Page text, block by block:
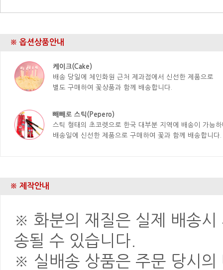
※ 옵션상품안내
케이크(Cake)
배송 당일에 체인화원 근처 제과점에서 신선한 제품으로
별도 구매하여 꽃상품과 함께 배송합니다.
빼빼로 스틱(Pepero)
스틱 형태의 초코렛으로 한국 대부분 지역에 배송이 가능
배송일에 신선한 제품으로 구매하여 꽃과 함께 배송합니다.
※ 제작안내
※ 화분의 재질은 실제 배송시
송될 수 있습니다.
※ 실배송 상품은 주문 당시의